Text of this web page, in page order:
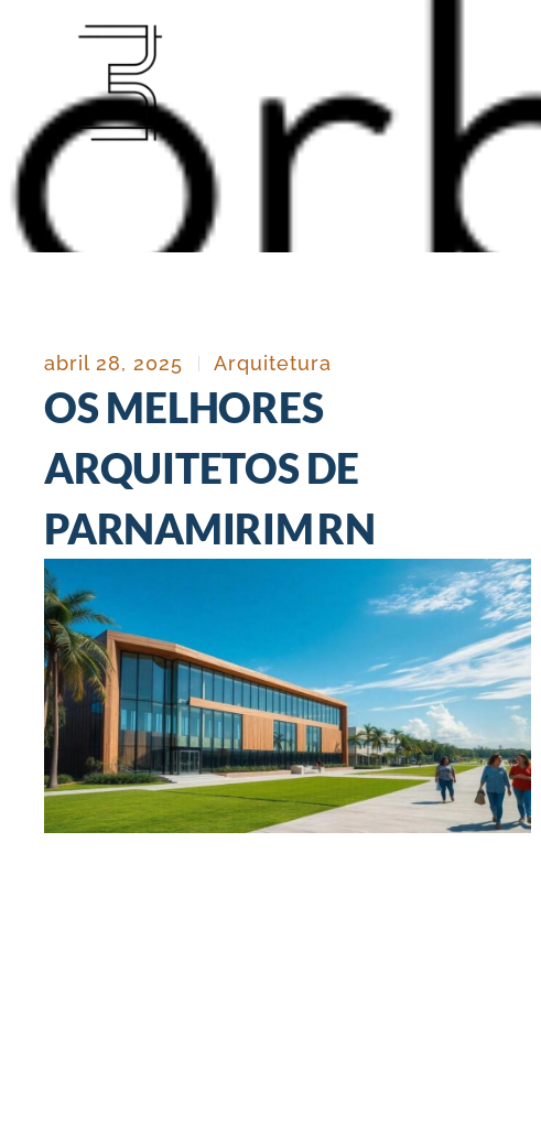
conteúdo
abril 28, 2025 Arquitetura
OS MELHORES
ARQUITETOS DE
PARNAMIRIM RN